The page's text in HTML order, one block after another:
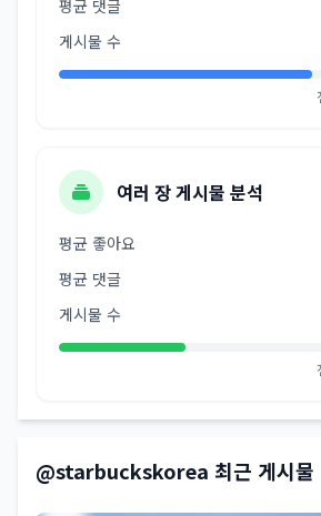
평균 댓글
게시물 수
여러 장 게시물 분석
평균 좋아요
평균 댓글
게시물 수
@starbuckskorea 최근 게시물